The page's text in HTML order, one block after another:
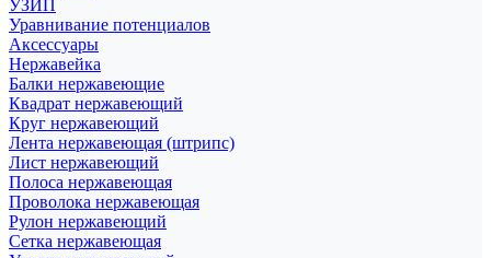
УЗИП
Уравнивание потенциалов
Аксессуары
Нержавейка
Балки нержавеющие
Квадрат нержавеющий
Круг нержавеющий
Лента нержавеющая (штрипс)
Лист нержавеющий
Полоса нержавеющая
Проволока нержавеющая
Рулон нержавеющий
Сетка нержавеющая